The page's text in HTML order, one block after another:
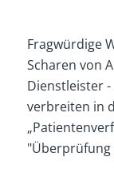
Fragwürdige
Scharen von
Dienstleister
verbreiten in